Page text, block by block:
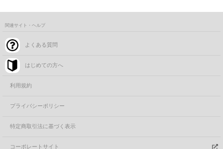
関連サイト・ヘルプ
よくある質問
はじめての方へ
利用規約
プライバシーポリシー
特定商取引法に基づく表示
コーポレートサイト